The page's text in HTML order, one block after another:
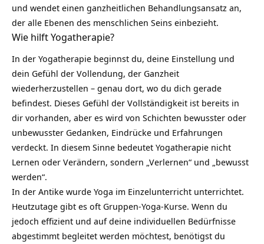
und wendet einen ganzheitlichen Behandlungsansatz an,
der alle Ebenen des menschlichen Seins einbezieht.
Wie hilft Yogatherapie?
In der Yogatherapie beginnst du, deine Einstellung und
dein Gefühl der Vollendung, der Ganzheit
wiederherzustellen – genau dort, wo du dich gerade
befindest. Dieses Gefühl der Vollständigkeit ist bereits in
dir vorhanden, aber es wird von Schichten bewusster oder
unbewusster Gedanken, Eindrücke und Erfahrungen
verdeckt. In diesem Sinne bedeutet Yogatherapie nicht
Lernen oder Verändern, sondern „Verlernen“ und „bewusst
werden“.
In der Antike wurde Yoga im Einzelunterricht unterrichtet.
Heutzutage gibt es oft Gruppen-Yoga-Kurse. Wenn du
jedoch effizient und auf deine individuellen Bedürfnisse
abgestimmt begleitet werden möchtest, benötigst du